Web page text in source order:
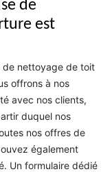
de
est
de nettoyage de toit
offrons à nos
avec nos clients,
duquel nos
nos offres de
également
Un formulaire dédié